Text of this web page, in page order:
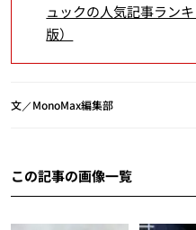
ュックの人気記事ラン
版）
文／MonoMax編集部
この記事の画像一覧